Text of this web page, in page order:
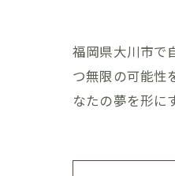
福岡県大川市で
つ無限の可能性
なたの夢を形に